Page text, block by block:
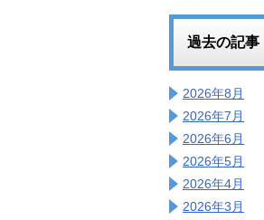
過去の記事
2026年8月
2026年7月
2026年6月
2026年5月
2026年4月
2026年3月